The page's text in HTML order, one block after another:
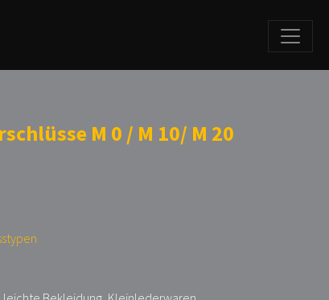
M 0 / M 10/ M 20